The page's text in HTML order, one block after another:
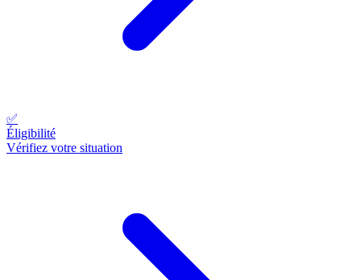
✅
Éligibilité
Vérifiez votre situation